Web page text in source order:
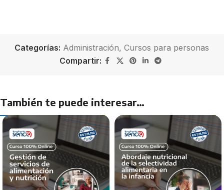
Categorías: Administración, Cursos para personas
Compartir:
También te puede interesar…